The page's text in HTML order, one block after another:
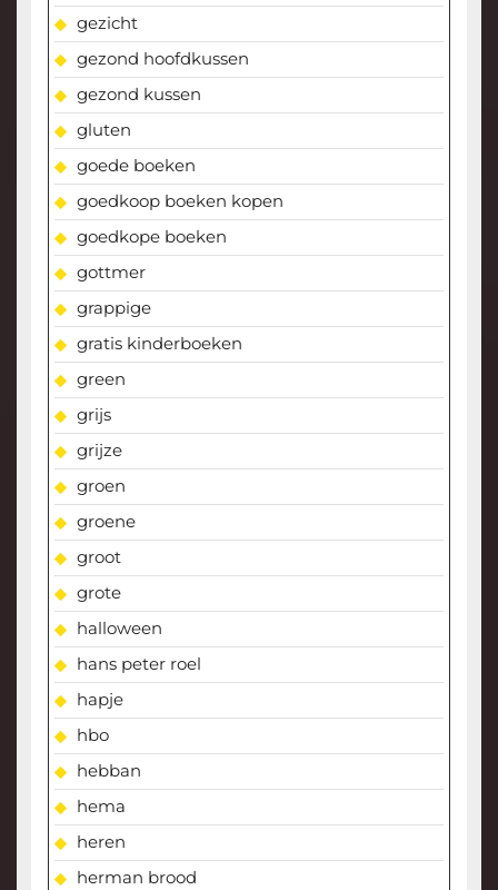
gezicht
gezond hoofdkussen
gezond kussen
gluten
goede boeken
goedkoop boeken kopen
goedkope boeken
gottmer
grappige
gratis kinderboeken
green
grijs
grijze
groen
groene
groot
grote
halloween
hans peter roel
hapje
hbo
hebban
hema
heren
herman brood